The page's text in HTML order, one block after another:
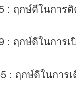
: ฤกษ์ดีในการ
: ฤกษ์ดีในการเ
: ฤกษ์ดีในการ